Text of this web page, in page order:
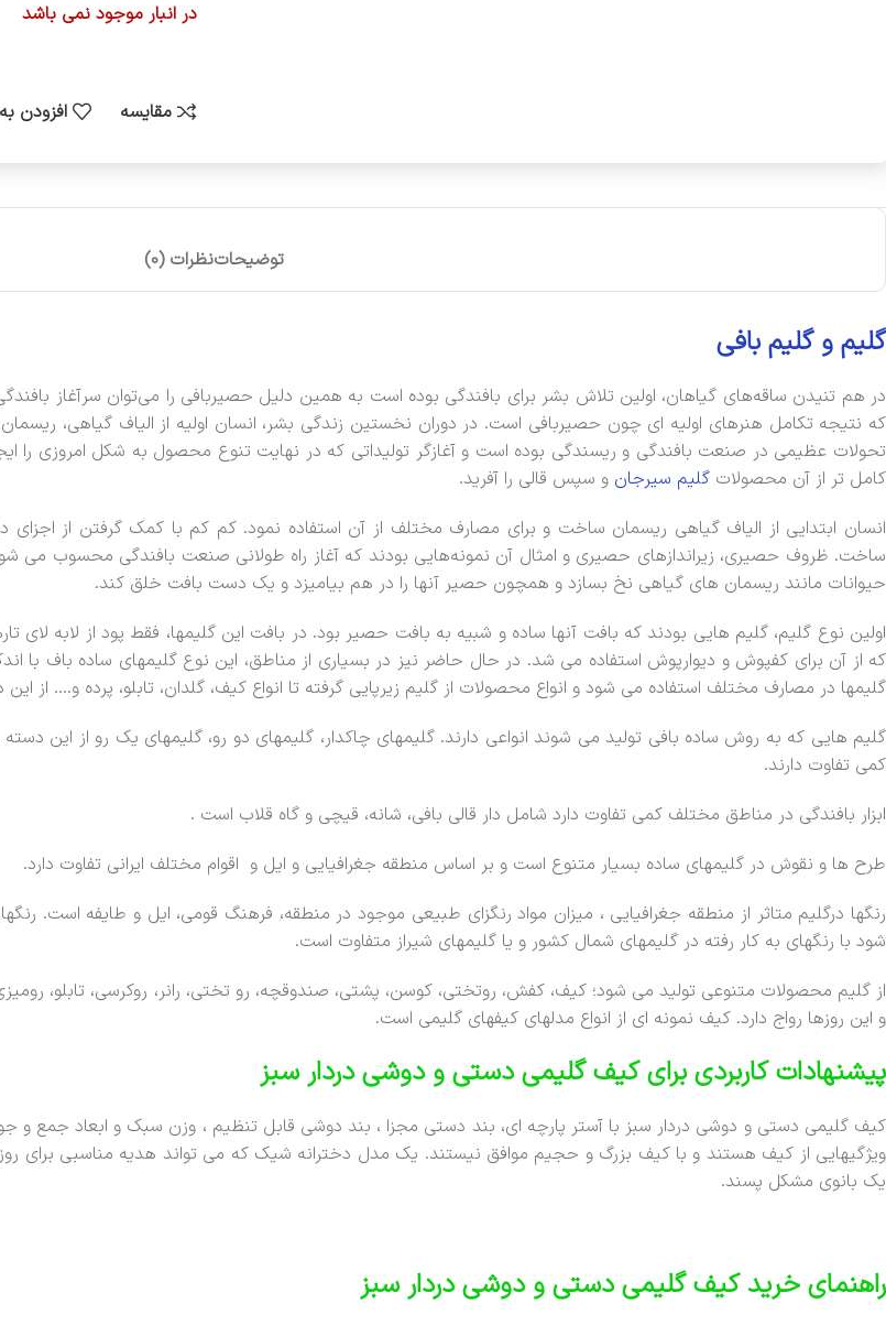
در انبار موجود نمی باشد
مقایسه افزودن
توضیحاتنظرات (0)
گلیم وگلیمبافی
در هم تنیدن ساقه‌های گیاهان، اولین تلاش بشر برای بافندگی بوده است به همین دلیل حصیربافی را می‌توان سرآغاز
که نتیجه تکامل هنرهای اولیه ای چون حصیربافی است. در دوران نخستین زندگی بشر، انسان اولیه از الیاف گیاهی، ریسمان
تحولات عظیمی در صنعت بافندگی و ریسندگی بوده است و آغازگر تولیداتی که در نهایت تنوع محصول به شکل امروزی را
کامل تر از آن محصولات گلیم سیرجان و سپس قالی را آفرید.
انسان ابتدایی از الیاف گیاهی ریسمان ساخت و برای مصارف مختلف از آن استفاده نمود. کم کم با کمک گرفتن از
ساخت. ظروف حصیری، زیراندازهای حصیری و امثال آن نمونه‌هایی بودند که آغاز راه طولانی صنعت بافندگی محسوب می
حیوانات مانند ریسمان های گیاهی نخ بسازد و همچون حصیر آنها را در هم بیامیزد و یک دست بافت خلق کند.
اولین نوع گلیم، گلیم هایی بودند که بافت آنها ساده و شبیه به بافت حصیر بود. در بافت این گلیمها، فقط پود از لابه
که از آن برای کفپوش و دیوارپوش استفاده می شد. در حال حاضر نیز در بسیاری از مناطق، این نوع گلیمهای ساده باف با
گلیمها در مصارف مختلف استفاده می شود و انواع محصولات از گلیم زیرپایی گرفته تا انواع کیف، گلدان، تابلو، پرده و…. از
گلیم هایی که به روش ساده بافی تولید می شوند انواعی دارند. گلیمهای چاکدار، گلیمهای دو رو، گلیمهای یک رو از این
کمی تفاوت دارند.
ابزار بافندگی در مناطق مختلف کمی تفاوت دارد شامل دار قالی بافی، شانه، قیچی و گاه قلاب است .
طرح ها و نقوش در گلیمهای ساده بسیار متنوع است و بر اساس منطقه جغرافیایی و ایل و اقوام مختلف ایرانی تفاوت دارد.
رنگها درگلیم متاثر از منطقه جغرافیایی ، میزان مواد رنگزای طبیعی موجود در منطقه، فرهنگ قومی، ایل و طایفه است.
شود با رنگهای به کار رفته در گلیمهای شمال کشور و یا گلیمهای شیراز متفاوت است.
از گلیم محصولات متنوعی تولید می شود؛ کیف، کفش، روتختی، کوسن، پشتی، صندوقچه، رو تختی، رانر، روکرسی، تابلو،
و این روزها رواج دارد. کیف نمونه ای از انواع مدلهای کیفهای گلیمی است.
پیشنهادات کاربردی برای کیف گلیمی دستی و دوشی دردار سبز
کیف گلیمی دستی و دوشی دردار سبز با آستر پارچه ای، بند دستی مجزا ، بند دوشی قابل تنظیم ، وزن سبک و ابعاد جمع و
ویژگیهایی از کیف هستند و با کیف بزرگ و حجیم موافق نیستند. یک مدل دخترانه شیک که می تواند هدیه مناسبی برای روز
یک بانوی مشکل پسند.
راهنمای خرید کیف گلیمی دستی و دوشی دردار سبز